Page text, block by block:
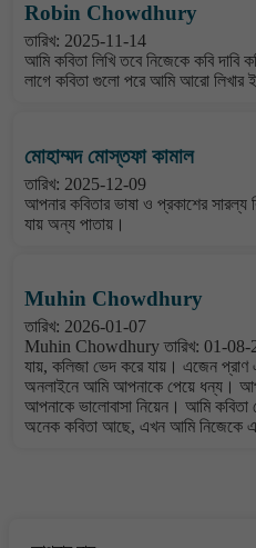
Robin Chowdhury
তারিখ: 2025-11-14
আমি কবিতা লিখি তবে নিজেকে কবি দাবি
লাগে কবিতা গুলো পরে আমি আরো লিখার
মোহাম্মদ মোস্তফা কামাল
তারিখ: 2025-12-09
আপনার কবিতার ভাষা ও প্রকাশের সারল্য
যায় অন্য পাতায়।
Muhin Chowdhury
তারিখ: 2026-01-07
Muhin Chowdhury তারিখ: 01-08-
যায়, কলিজা ভেদ করে যায়। এজেন
অনলাইনে আমি আপনাকে পেয়ে ধন্য।
আপনাকে ভালোবাসা নিয়েন। আমি কবিতা
অনেক কবিতা আছে, এখন আমি নিজেকে